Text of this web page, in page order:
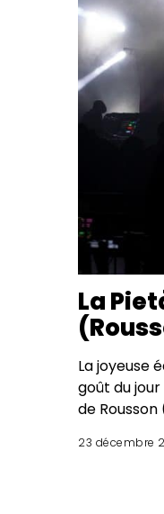
La
La joyeuse
goût du
de
23 décembre